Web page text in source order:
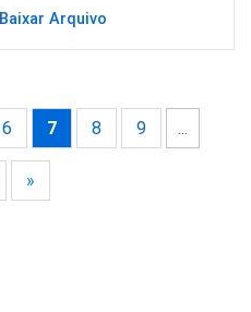
Baixar Arquivo
6 7 8 9 ...
»